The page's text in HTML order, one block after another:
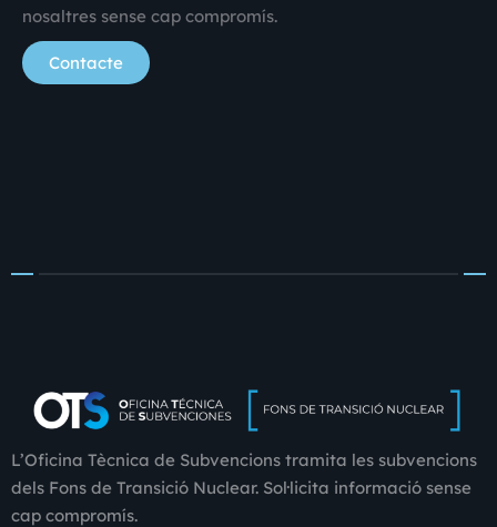
nosaltres sense cap compromís.
Contacte
L’Oficina Tècnica de Subvencions tramita les subvencions
dels Fons de Transició Nuclear. Sol·licita informació sense
cap compromís.